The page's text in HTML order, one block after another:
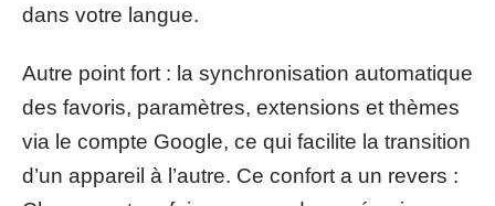
dans votre langue.
Autre point fort : la synchronisation automatique
des favoris, paramètres, extensions et thèmes
via le compte Google, ce qui facilite la transition
d’un appareil à l’autre. Ce confort a un revers :